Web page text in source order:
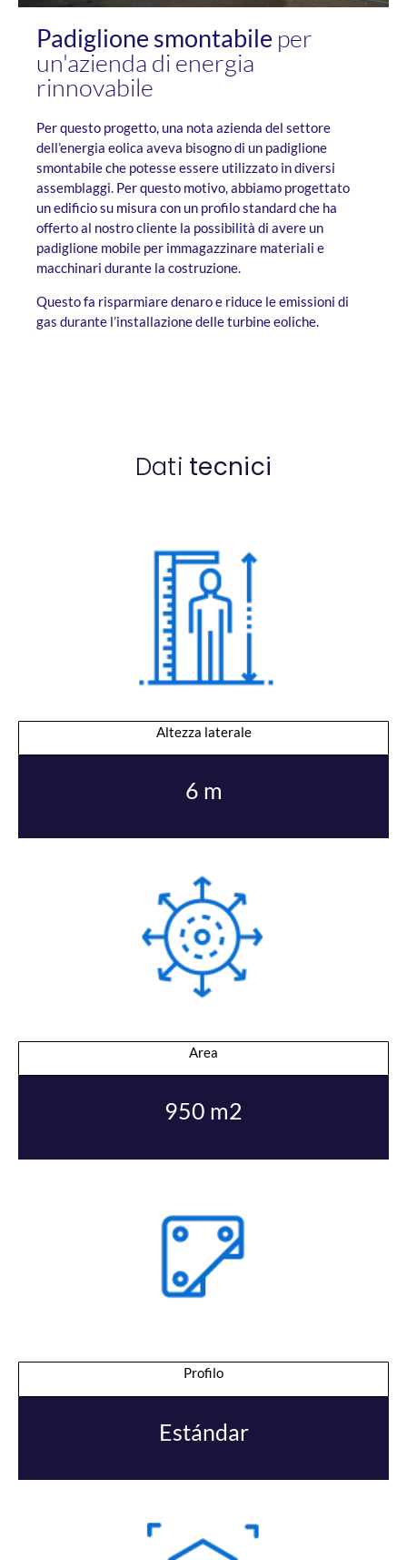
Padiglione smontabile per
un'azienda di energia
rinnovabile
Per questo progetto, una nota azienda del settore
dell’energia eolica aveva bisogno di un padiglione
smontabile che potesse essere utilizzato in diversi
assemblaggi. Per questo motivo, abbiamo progettato
un edificio su misura con un profilo standard che ha
offerto al nostro cliente la possibilità di avere un
padiglione mobile per immagazzinare materiali e
macchinari durante la costruzione.
Questo fa risparmiare denaro e riduce le emissioni di
gas durante l’installazione delle turbine eoliche.
Dati tecnici
Altezza laterale
6 m
Area
950 m2
Profilo
Estándar